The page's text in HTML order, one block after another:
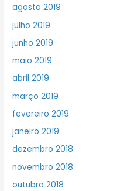
agosto 2019
julho 2019
junho 2019
maio 2019
abril 2019
março 2019
fevereiro 2019
janeiro 2019
dezembro 2018
novembro 2018
outubro 2018